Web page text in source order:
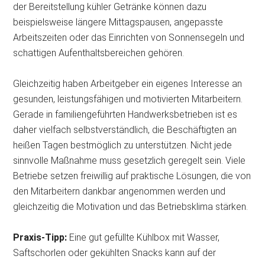
der Bereitstellung kühler Getränke können dazu
beispielsweise längere Mittagspausen, angepasste
Arbeitszeiten oder das Einrichten von Sonnensegeln und
schattigen Aufenthaltsbereichen gehören.
Gleichzeitig haben Arbeitgeber ein eigenes Interesse an
gesunden, leistungsfähigen und motivierten Mitarbeitern.
Gerade in familiengeführten Handwerksbetrieben ist es
daher vielfach selbstverständlich, die Beschäftigten an
heißen Tagen bestmöglich zu unterstützen. Nicht jede
sinnvolle Maßnahme muss gesetzlich geregelt sein. Viele
Betriebe setzen freiwillig auf praktische Lösungen, die von
den Mitarbeitern dankbar angenommen werden und
gleichzeitig die Motivation und das Betriebsklima stärken.
Praxis-Tipp: Eine gut gefüllte Kühlbox mit Wasser,
Saftschorlen oder gekühlten Snacks kann auf der